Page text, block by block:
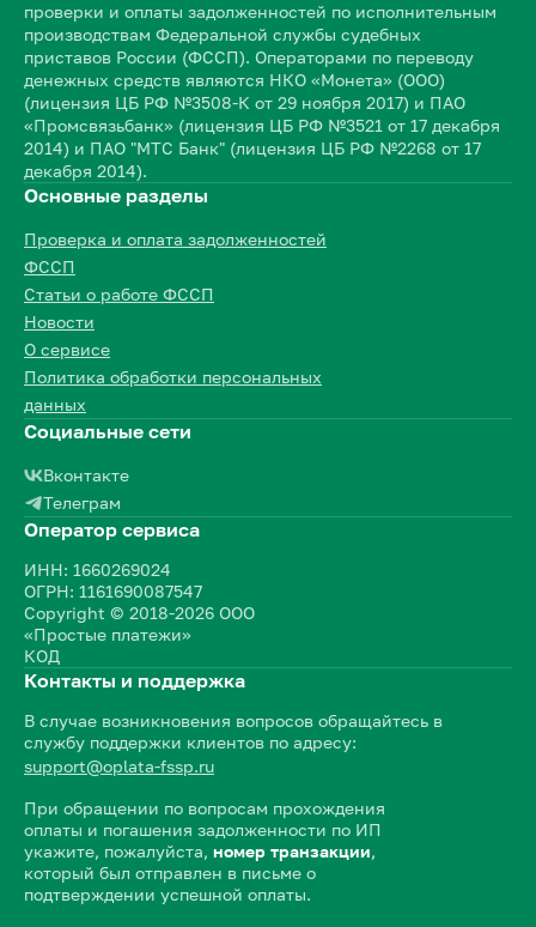
проверки и оплаты задолженностей по исполнительным
производствам Федеральной службы судебных
приставов России (ФССП). Операторами по переводу
денежных средств являются НКО «Монета» (ООО)
(лицензия ЦБ РФ №3508-К от 29 ноября 2017) и ПАО
«Промсвязьбанк» (лицензия ЦБ РФ №3521 от 17 декабря
2014) и ПАО "МТС Банк" (лицензия ЦБ РФ №2268 от 17
декабря 2014).
Основные разделы
Проверка и оплата задолженностей
ФССП
Статьи о работе ФССП
Новости
О сервисе
Политика обработки персональных
данных
Социальные сети
Вконтакте
Телеграм
Оператор сервиса
ИНН: 1660269024
ОГРН: 1161690087547
Copyright © 2018-2026 ООО
«Простые платежи»
КОД
Контакты и поддержка
В случае возникновения вопросов обращайтесь в
службу поддержки клиентов по адресу:
support@oplata-fssp.ru
При обращении по вопросам прохождения
оплаты и погашения задолженности по ИП
укажите, пожалуйста, номер транзакции,
который был отправлен в письме о
подтверждении успешной оплаты.